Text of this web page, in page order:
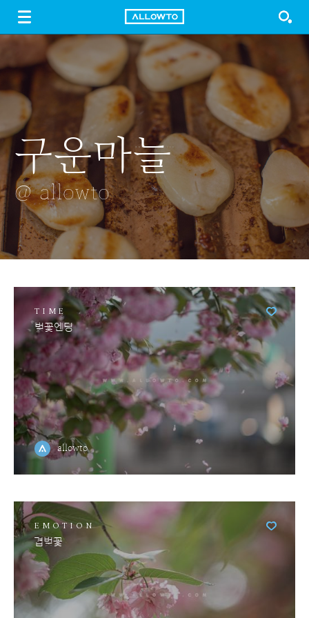
FREE DOWNLOAD GUIDE LOGIN SIGN UP
구운마늘
@ allowto
경기장
@ allowto
고기다 고기
@ allowto
거울
@ allowto
드림위버 장미
@ allowto
TIME
벚꽃엔딩
allowto
EMOTION
겹벚꽃